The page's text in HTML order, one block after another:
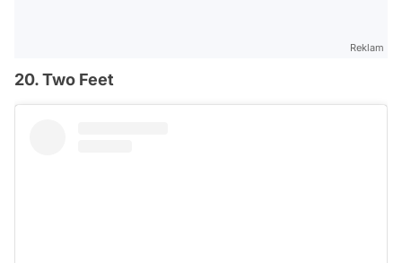
Reklam
20. Two Feet